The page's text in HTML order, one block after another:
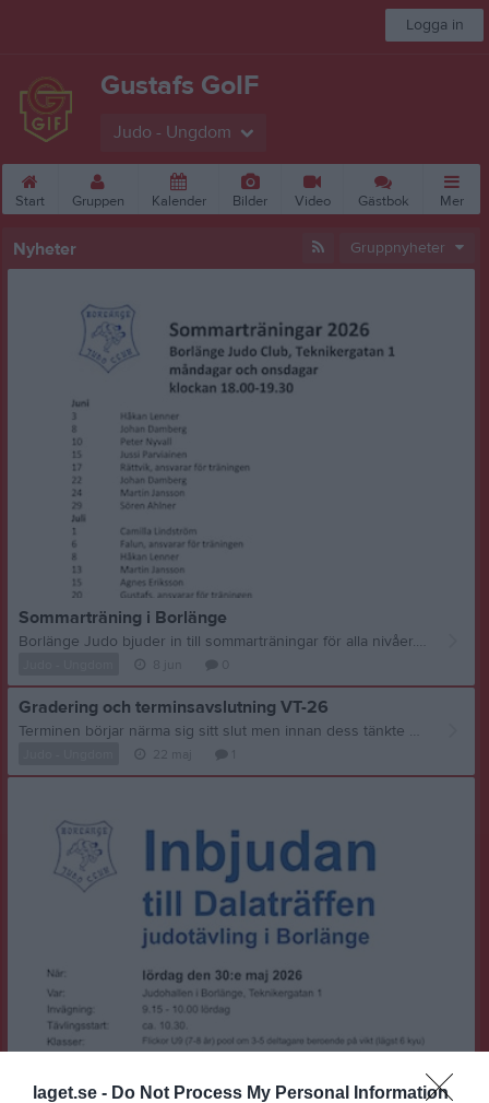
laget.se - Do Not Process My Personal Information
Logga in
Gustafs GoIF
Judo - Ungdom
Start Gruppen Kalender Bilder Video Gästbok Mer
Nyheter Gruppnyheter
Sommarträning i Borlänge
Borlänge Judo bjuder in till sommarträningar för alla nivåer. Att tänka på som vanligt är att man tränar efter egen förmåga, dvs om det är en teknik som man inte har lärt sig ännu så gör man sitt bästa och det är gott nog. När? Måndagar och Onsdagar 18:00 - 19:30 Var? Kampsportens hus i Borlänge. (Kod in i huset = 1925) Hur? Se bild för vem som är tränare. Det är jättekul att se olika personers judo och hur de lär ut och visar tekniker.
Gradering och terminsavslutning VT-26
Terminen börjar närma sig sitt slut men innan dess tänkte vi gradera våra kompisar med vitt bälte upp till halvgult bälte. Alla andra graderade i vintras och vi vill inte gradera för snabbt då det blir för svårt när man kommer upp i högre bälten. Mer information om gradering längre ner i denna nyhet. Gradering kommer ske torsdag 28:e maj. Är man borta finns en till chans på tisdagsträningen den 2:a juni, annars får vi ta det nästa termin. Avslutning är torsdag 4:e juni. Vi kör traditionsenligt lite brännboll (barn mot föräldrar) och fikar lite saft och bulle efteråt. Utomhus på gräsmattan mellan Sittab och Gustafs Scandinavia. Jag kommer skicka ut en "kallelse" genom laget.se som jag ber att ni svarar på och kommenterar hur många ni blir totalt, inklusive aktiv+föräldrar+syskon och ev. kompis. Har ni fler barn så svara bara på kallelsen på ena barnet och totalt antal på ett annat barn. I kallelsen kan ni ange "Kommer" eller "Kommer inte", välj ett av dessa alterntiv. Ni har sedan två rutor, Kommentar och en fråga. Ange eventuella allergier i kommentarer och hur många ni blir i den andra rutan. Mer om gradering: Vi utgår från Svensk Judos graderingsbestämmelser. För alla detaljer ber jag er att läsa på Svensk Judos sida. Vi tränare tycker att en viktig del av judon är dess värdegrund. Därför väger detta in tungt i vår gradering. Vår judo ska inte bara lära ut hur vi lyfter människor (både bildligt och bokstavligt) utan också hur vi växer som människor. Här är lite tekniker som man ska kunna till de olika bältena. Filmerna visar en version av hur en teknik kan utföras. Det finns alltid andra sätt. Vi har ofta anpassat tekniker för att de ska vara enklare att utföra för både uke och tori. För vit/gul bälte gäller bland annat: Minst 10 träningstimmar med vitt bälte. O-Soto-Otoshi O-Uchi-Gari O-Goshi För gult bälte gäller bland annat: Minst 15 träningstimmar med vit/gult bälte. Ko-soto-gari Ko-uchi-gari Hiza-guruma Eri-seoi-nage För gult/orange bälte gäller bland annat: Minst 20 träningstimmar med gult bälte. De-ashi-harai Ko-soto-gake Ippon-seoi-nage Morote-seoi-nage Tsuri-komi-goshi För orange bälte gäller bland annat: Minst 25 träningstimmar med gult/orange bälte. O-soto-gari Tsuri-goshi Tai-otoshi Uchi-mata ”höftteknik som variant från o-goshi” Harai-goshi Man ska alltid kunna teknikerna till tidigare bälten med både höger- och vänsterfattning. Förutom de stående teknikerna är det tekniker i mattan (Ne-Waza) och andra saker man ska veta om. Vi anpassar detta där det är lämpligt. Minst antal träningstimmar betyder inte nödvändigtvis att man är garanterad att gradera till nästa bälte för att man har deltagit. Man måste lägga ner jobbet för att få bära nästa bälte. Nytt bälte köper man på valfri affär som säljer detta. Vi har ingen försäljning genom klubben av bälten. När det är fler som graderar kan man kanske köpa något begagnat av en kompis.